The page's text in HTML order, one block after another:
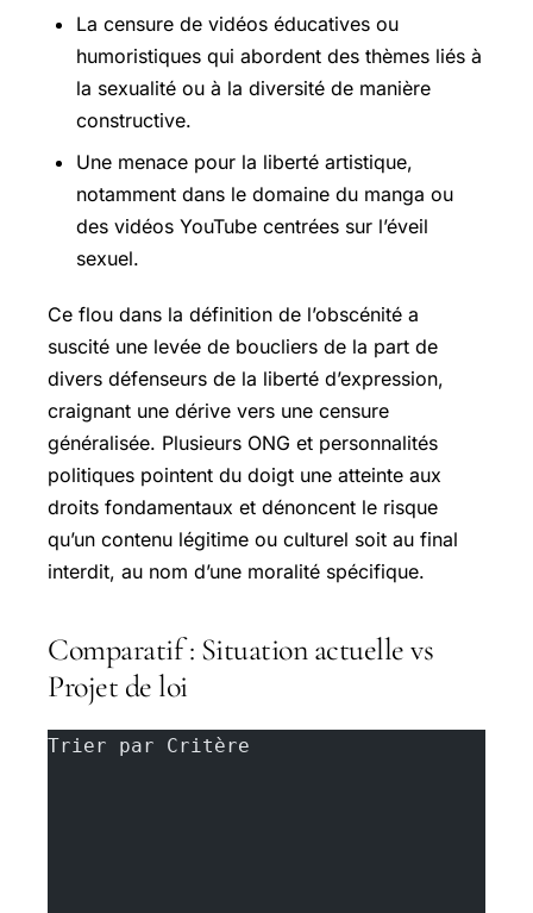
La censure de vidéos éducatives ou
humoristiques qui abordent des thèmes liés à
la sexualité ou à la diversité de manière
constructive.
Une menace pour la liberté artistique,
notamment dans le domaine du manga ou
des vidéos YouTube centrées sur l’éveil
sexuel.
Ce flou dans la définition de l’obscénité a
suscité une levée de boucliers de la part de
divers défenseurs de la liberté d’expression,
craignant une dérive vers une censure
généralisée. Plusieurs ONG et personnalités
politiques pointent du doigt une atteinte aux
droits fondamentaux et dénoncent le risque
qu’un contenu légitime ou culturel soit au final
interdit, au nom d’une moralité spécifique.
Comparatif : Situation actuelle vs
Projet de loi
Trier par Critère